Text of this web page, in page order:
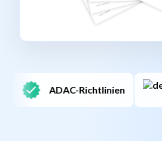
Deutschlandweit